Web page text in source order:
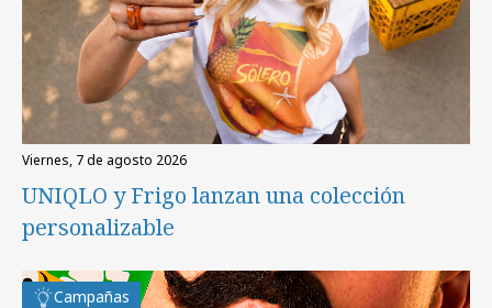
viernes, 7 de agosto 2026
UNIQLO y Frigo lanzan una colección
personalizable
Campañas